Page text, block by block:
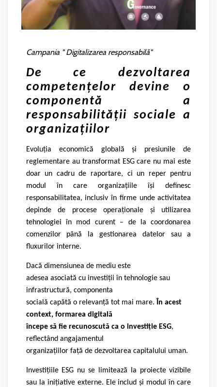
Campania " Digitalizarea responsabilă"
De ce dezvoltarea
competențelor devine o
componentă a
responsabilității sociale a
organizațiilor
Evoluția economică globală și presiunile de
reglementare au transformat ESG care nu mai este
doar un cadru de raportare, ci un reper pentru
modul în care organizațiile își definesc
responsabilitatea, inclusiv în firme unde activitatea
depinde de procese operaționale și utilizarea
tehnologiei în mod curent – de la coordonarea
comenzilor până la gestionarea datelor sau a
fluxurilor interne.
Dacă dimensiunea de mediu este
adesea asociată cu investiții în tehnologie sau
infrastructură, componenta
socială capătă o relevanță tot mai mare.
În acest
context, formarea digitală
începe să fie recunoscută ca o investiție ESG,
reflectând angajamentul
organizațiilor față de dezvoltarea capitalului uman.
Investițiile ESG nu se limitează la proiecte vizibile
sau la inițiative externe. Ele includ și modul în care